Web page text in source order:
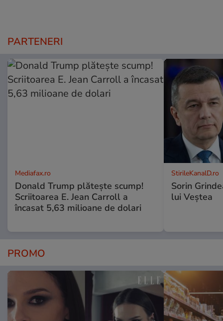
PARTENERI
Mediafax.ro
Donald Trump plătește scump!
Scriitoarea E. Jean Carroll a
încasat 5,63 milioane de dolari
StirileKanalD.ro
Sorin
lui Veștea
PROMO